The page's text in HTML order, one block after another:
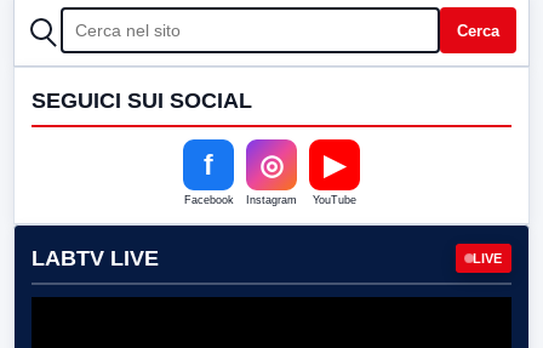
CERCA Cerca
SEGUICI SUI SOCIAL
f
Facebook
◎
Instagram
▶
YouTube
LABTV LIVE LIVE